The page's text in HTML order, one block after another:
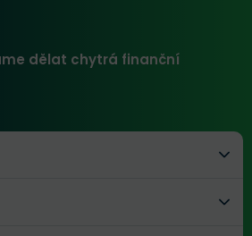
dělat chytrá finanční